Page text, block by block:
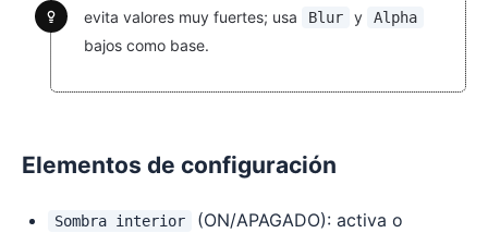
evita valores muy fuertes; usa Blur y Alpha
bajos como base.
Elementos de configuración
Sombra interior (ON/APAGADO): activa o